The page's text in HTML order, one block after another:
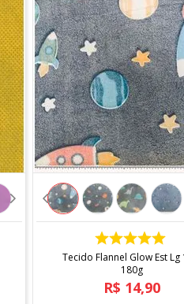
COMPRAR
Tecido Flannel Glow Est Lg
180g
R$ 14,90